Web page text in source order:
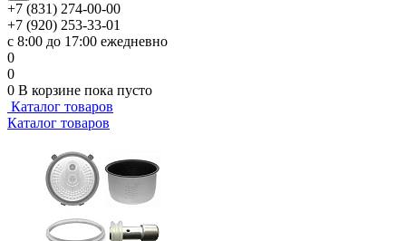
+7 (831) 274-00-00
+7 (920) 253-33-01
с 8:00 до 17:00 ежедневно
0
0
0 В корзине пока пусто
Каталог товаров
Каталог товаров